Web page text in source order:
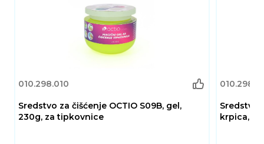
010.298.010
Sredstvo za čišćenje OCTIO S09B, gel,
230g, za tipkovnice
Sredstvo
krpica,